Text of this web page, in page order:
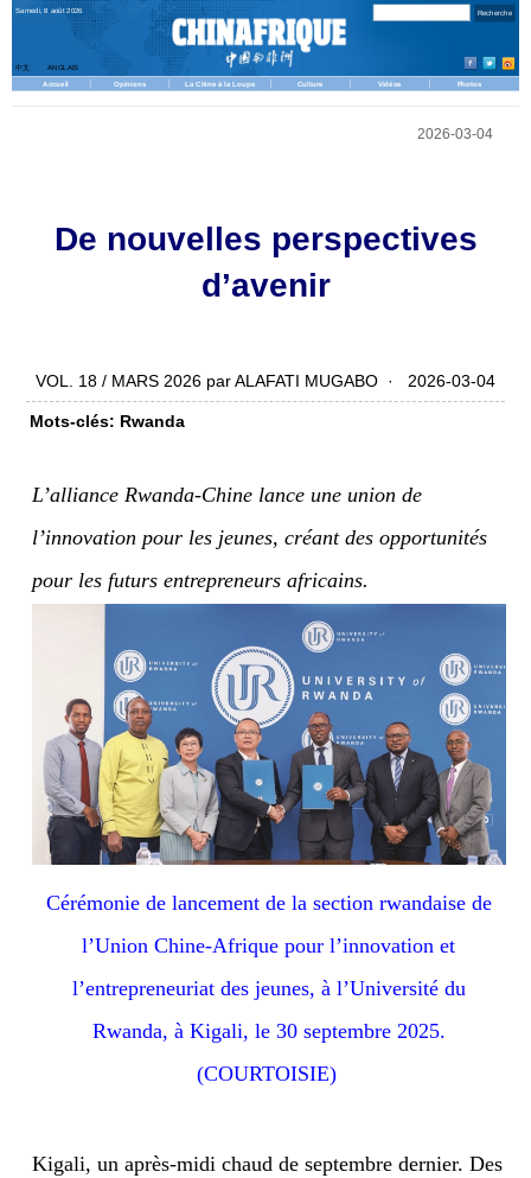
Samedi, 8 août 2026
中文
ANGLAIS
Accueil
Opinions La Chine à la Loupe Culture Vidéos Photos
2026-03-04
De nouvelles perspectives
d’avenir
VOL. 18 / MARS 2026 par ALAFATI MUGABO · 2026-03-04
Mots-clés: Rwanda
L’alliance Rwanda-Chine lance une union de
l’innovation pour les jeunes, créant des opportunités
pour les futurs entrepreneurs africains.
Cérémonie de lancement de la section rwandaise de
l’Union Chine-Afrique pour l’innovation et
l’entrepreneuriat des jeunes, à l’Université du
Rwanda, à Kigali, le 30 septembre 2025.
(COURTOISIE)
Kigali, un après-midi chaud de septembre dernier. Des